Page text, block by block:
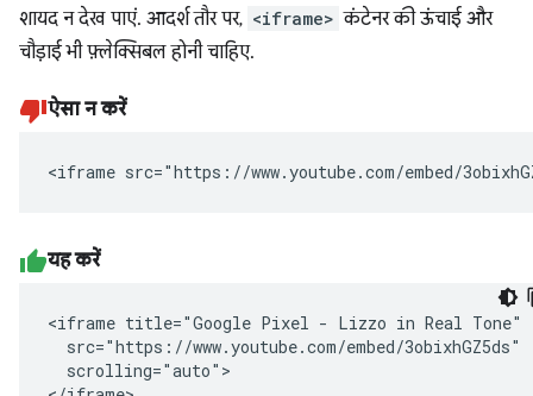
शायद न देख पाएं. आदर्श तौर पर, <iframe> कंटेनर की ऊंचाई और
चौड़ाई भी फ़्लेक्सिबल होनी चाहिए.
ऐसा न करें
<iframe src="https://www.youtube.com/embed/
यह करें
<iframe title="Google Pixel - Lizzo in Real Tone"
  src="https://www.youtube.com/embed/3obixhGZ5ds"
  scrolling="auto">